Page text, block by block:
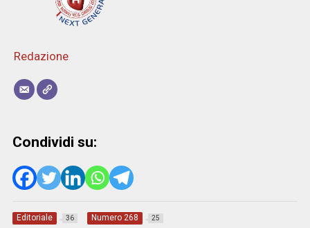
Redazione
Condividi su:
Editoriale 36 Numero 268 25